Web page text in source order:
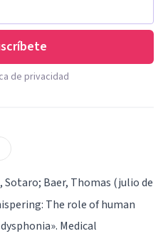
de privacidad
Baer, Thomas (julio de
The role of human
Medical